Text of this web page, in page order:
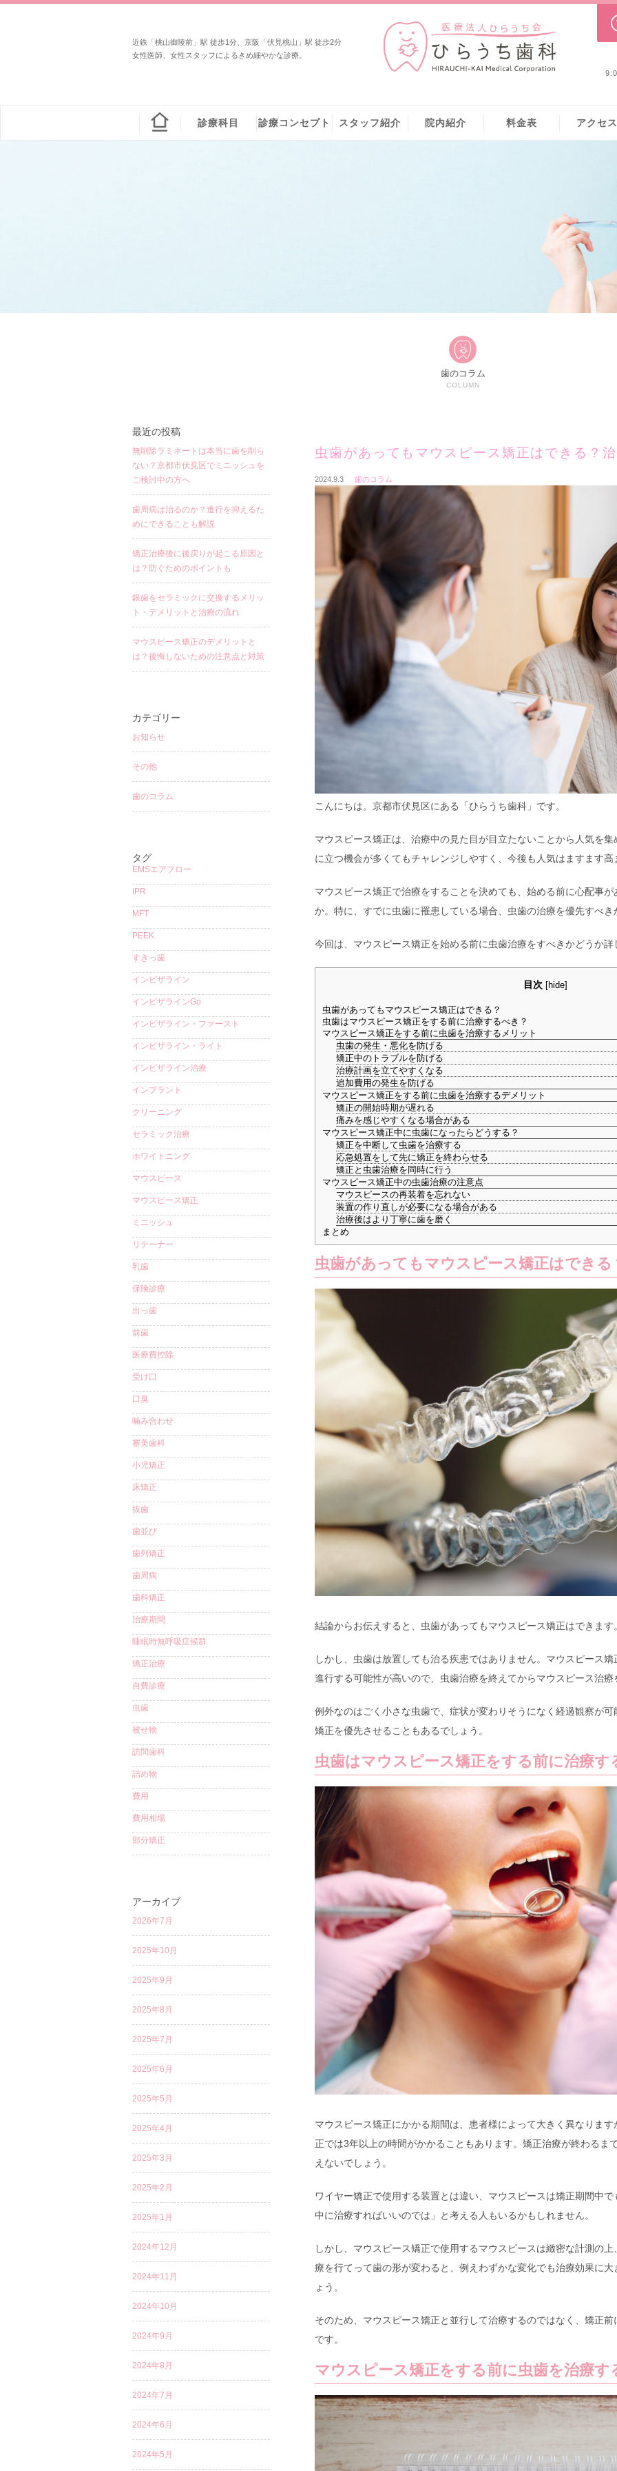
近鉄「桃山御陵前」駅 徒歩1分、京阪「伏見桃山」駅 徒歩2分
女性医師、女性スタッフによるきめ細やかな診療。
診療科目 診療コンセプト スタッフ紹介 院内紹介 料⾦表 アクセス
歯のコラム
COLUMN
虫歯があってもマウスピース矯正はできる？
2024.9.3 歯のコラム
こんにちは。京都市伏見区にある「ひらうち歯科」です。
マウスピース矯正は、治療中の見た目が目立たないことから人気を
に立つ機会が多くてもチャレンジしやすく、今後も人気はますます
マウスピース矯正で治療をすることを決めても、始める前に心配事
か。特に、すでに虫歯に罹患している場合、虫歯の治療を優先すべ
今回は、マウスピース矯正を始める前に虫歯治療をすべきかどうか詳
目次 [hide]
虫歯があってもマウスピース矯正はできる？
虫歯はマウスピース矯正をする前に治療するべき？
マウスピース矯正をする前に虫歯を治療するメリット
虫歯の発生・悪化を防げる
矯正中のトラブルを防げる
治療計画を立てやすくなる
追加費用の発生を防げる
マウスピース矯正をする前に虫歯を治療するデメリット
矯正の開始時期が遅れる
痛みを感じやすくなる場合がある
マウスピース矯正中に虫歯になったらどうする？
矯正を中断して虫歯を治療する
応急処置をして先に矯正を終わらせる
矯正と虫歯治療を同時に行う
マウスピース矯正中の虫歯治療の注意点
マウスピースの再装着を忘れない
装置の作り直しが必要になる場合がある
治療後はより丁寧に歯を磨く
まとめ
虫歯があってもマウスピース矯正はできる
結論からお伝えすると、虫歯があってもマウスピース矯正はできます
しかし、虫歯は放置しても治る疾患ではありません。マウスピース
進行する可能性が高いので、虫歯治療を終えてからマウスピース治
例外なのはごく小さな虫歯で、症状が変わりそうになく経過観察が
矯正を優先させることもあるでしょう。
虫歯はマウスピース矯正をする前に治療す
マウスピース矯正にかかる期間は、患者様によって大きく異なりま
正では3年以上の時間がかかることもあります。矯正治療が終わるま
えないでしょう。
ワイヤー矯正で使用する装置とは違い、マウスピースは矯正期間中
中に治療すればいいのでは」と考える人もいるかもしれません。
しかし、マウスピース矯正で使用するマウスピースは緻密な計測の
療を行てって歯の形が変わると、例えわずかな変化でも治療効果に
ょう。
そのため、マウスピース矯正と並行して治療するのではなく、矯正
です。
マウスピース矯正をする前に虫歯を治療す
最近の投稿
無削除ラミネートは本当に歯を削ら
ない？京都市伏見区でミニッシュを
ご検討中の方へ
歯周病は治るのか？進行を抑えるた
めにできることも解説
矯正治療後に後戻りが起こる原因と
は？防ぐためのポイントも
銀歯をセラミックに交換するメリッ
ト・デメリットと治療の流れ
マウスピース矯正のデメリットと
は？後悔しないための注意点と対策
カテゴリー
お知らせ
その他
歯のコラム
タグ
EMSエアフロー
IPR
MFT
PEEK
すきっ歯
インビザライン
インビザラインGo
インビザライン・ファースト
インビザライン・ライト
インビザライン治療
インプラント
クリーニング
セラミック治療
ホワイトニング
マウスピース
マウスピース矯正
ミニッシュ
リテーナー
乳歯
保険診療
出っ歯
前歯
医療費控除
受け口
口臭
噛み合わせ
審美歯科
小児矯正
床矯正
抜歯
歯並び
歯列矯正
歯周病
歯科矯正
治療期間
睡眠時無呼吸症候群
矯正治療
自費診療
虫歯
被せ物
訪問歯科
詰め物
費用
費用相場
部分矯正
アーカイブ
2026年7月
2025年10月
2025年9月
2025年8月
2025年7月
2025年6月
2025年5月
2025年4月
2025年3月
2025年2月
2025年1月
2024年12月
2024年11月
2024年10月
2024年9月
2024年8月
2024年7月
2024年6月
2024年5月